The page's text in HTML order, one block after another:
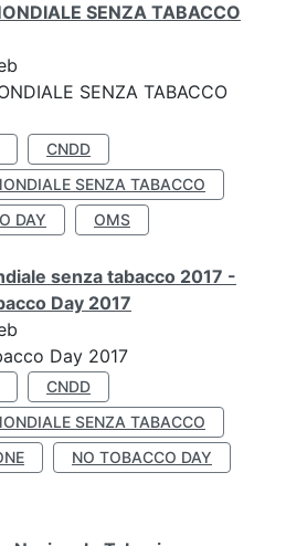
SENZA TABACCO
SENZA TABACCO
CNDD
SENZA TABACCO
DAY
OMS
senza tabacco 2017 -
Day 2017
Day 2017
CNDD
SENZA TABACCO
NO TOBACCO DAY